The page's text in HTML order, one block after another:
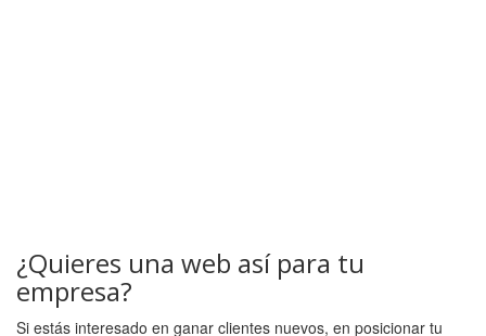
¿Quieres una web así para tu
empresa?
Si estás interesado en ganar clientes nuevos, en posicionar tu